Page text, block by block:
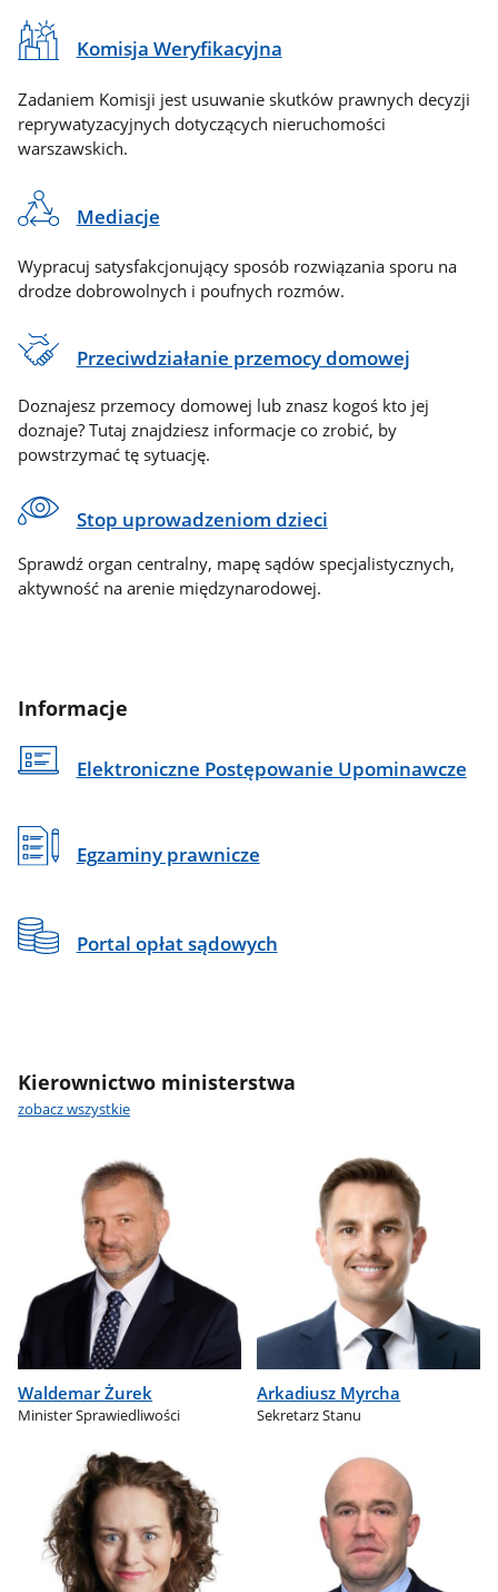
Komisja Weryfikacyjna
Zadaniem Komisji jest usuwanie skutków prawnych decyzji
reprywatyzacyjnych dotyczących nieruchomości
warszawskich.
Mediacje
Wypracuj satysfakcjonujący sposób rozwiązania sporu na
drodze dobrowolnych i poufnych rozmów.
Przeciwdziałanie przemocy domowej
Doznajesz przemocy domowej lub znasz kogoś kto jej
doznaje? Tutaj znajdziesz informacje co zrobić, by
powstrzymać tę sytuację.
Stop uprowadzeniom dzieci
Sprawdź organ centralny, mapę sądów specjalistycznych,
aktywność na arenie międzynarodowej.
Informacje
Elektroniczne Postępowanie Upominawcze
Egzaminy prawnicze
Portal opłat sądowych
Kierownictwo ministerstwa
zobacz wszystkie
Waldemar Żurek
Minister Sprawiedliwości
Arkadiusz Myrcha
Sekretarz Stanu